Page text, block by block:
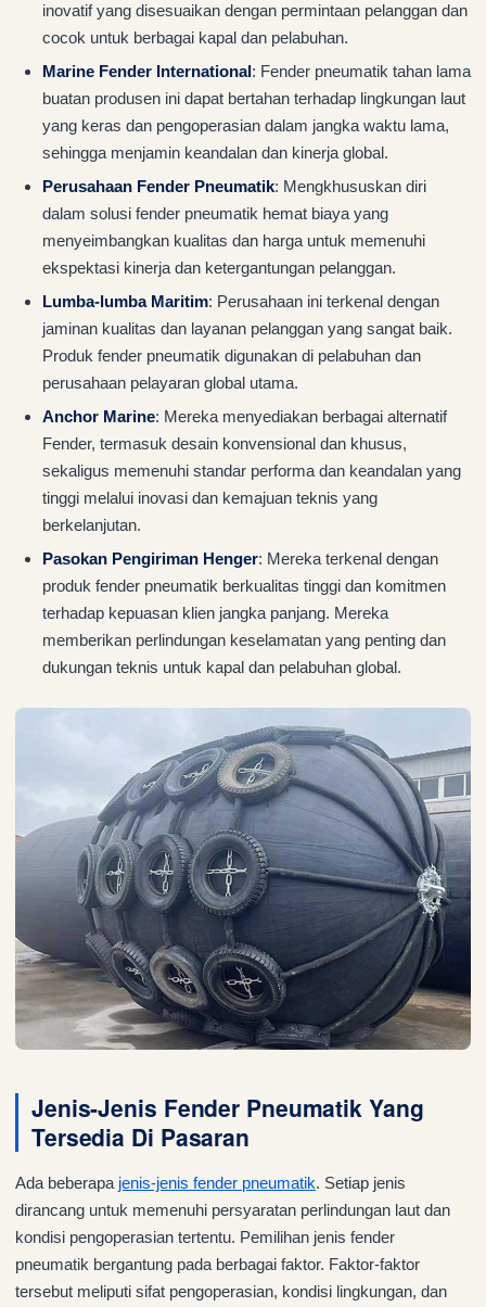
inovatif yang disesuaikan dengan permintaan pelanggan dan
cocok untuk berbagai kapal dan pelabuhan.
Marine Fender International: Fender pneumatik tahan lama
buatan produsen ini dapat bertahan terhadap lingkungan laut
yang keras dan pengoperasian dalam jangka waktu lama,
sehingga menjamin keandalan dan kinerja global.
Perusahaan Fender Pneumatik: Mengkhususkan diri
dalam solusi fender pneumatik hemat biaya yang
menyeimbangkan kualitas dan harga untuk memenuhi
ekspektasi kinerja dan ketergantungan pelanggan.
Lumba-lumba Maritim: Perusahaan ini terkenal dengan
jaminan kualitas dan layanan pelanggan yang sangat baik.
Produk fender pneumatik digunakan di pelabuhan dan
perusahaan pelayaran global utama.
Anchor Marine: Mereka menyediakan berbagai alternatif
Fender, termasuk desain konvensional dan khusus,
sekaligus memenuhi standar performa dan keandalan yang
tinggi melalui inovasi dan kemajuan teknis yang
berkelanjutan.
Pasokan Pengiriman Henger: Mereka terkenal dengan
produk fender pneumatik berkualitas tinggi dan komitmen
terhadap kepuasan klien jangka panjang. Mereka
memberikan perlindungan keselamatan yang penting dan
dukungan teknis untuk kapal dan pelabuhan global.
Jenis-Jenis Fender Pneumatik Yang
Tersedia Di Pasaran
Ada beberapa jenis-jenis fender pneumatik. Setiap jenis
dirancang untuk memenuhi persyaratan perlindungan laut dan
kondisi pengoperasian tertentu. Pemilihan jenis fender
pneumatik bergantung pada berbagai faktor. Faktor-faktor
tersebut meliputi sifat pengoperasian, kondisi lingkungan, dan